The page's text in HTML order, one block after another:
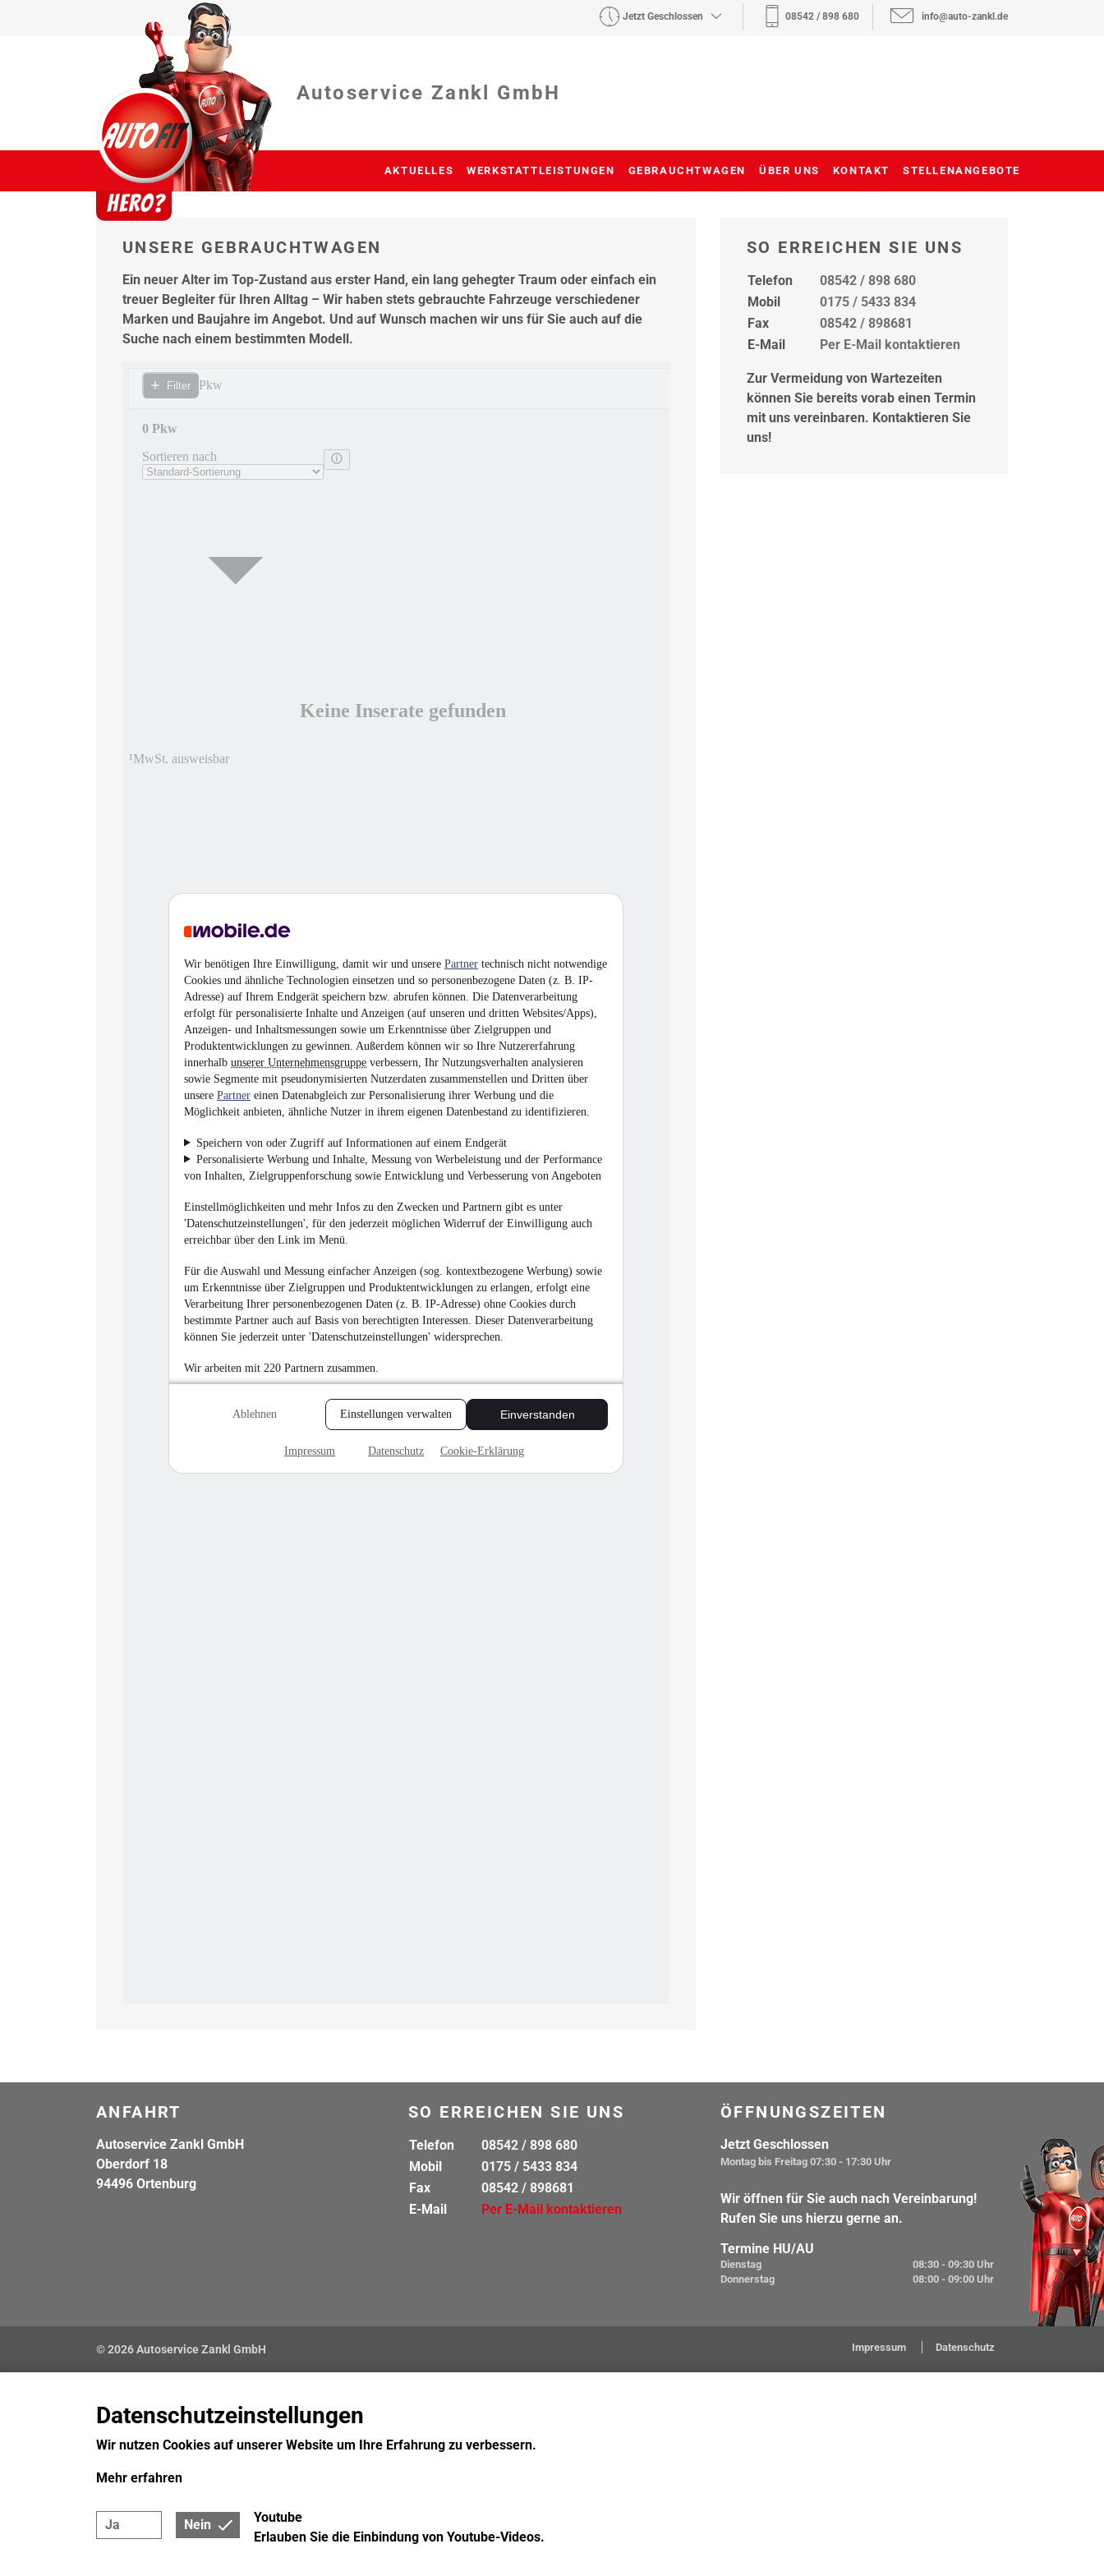
Jetzt Geschlossen 08542 / 898 680 info@auto-zankl.de
Autoservice Zankl GmbH
AKTUELLES WERKSTATTLEISTUNGEN GEBRAUCHTWAGEN ÜBER UNS KONTAKT STELLENANGEBOTE
UNSERE GEBRAUCHTWAGEN
Ein neuer Alter im Top-Zustand aus erster Hand, ein lang gehegter Traum oder einfach ein
treuer Begleiter für Ihren Alltag – Wir haben stets gebrauchte Fahrzeuge verschiedener
Marken und Baujahre im Angebot. Und auf Wunsch machen wir uns für Sie auch auf die
Suche nach einem bestimmten Modell.
SO ERREICHEN SIE UNS
Telefon
08542 / 898 680
Mobil
0175 / 5433 834
Fax
08542 / 898681
E-Mail
Per E-Mail kontaktieren
Zur Vermeidung von Wartezeiten
können Sie bereits vorab einen Termin
mit uns vereinbaren. Kontaktieren Sie
uns!
ANFAHRT
Autoservice Zankl GmbH
Oberdorf 18
94496 Ortenburg
SO ERREICHEN SIE UNS
Telefon
08542 / 898 680
Mobil
0175 / 5433 834
Fax
08542 / 898681
E-Mail
Per E-Mail kontaktieren
ÖFFNUNGSZEITEN
Jetzt Geschlossen
Montag bis Freitag 07:30 - 17:30 Uhr
Wir öffnen für Sie auch nach Vereinbarung!
Rufen Sie uns hierzu gerne an.
Termine HU/AU
Dienstag
08:30 - 09:30 Uhr
Donnerstag
08:00 - 09:00 Uhr
Impressum Datenschutz
© 2026 Autoservice Zankl GmbH
Datenschutzeinstellungen
Wir nutzen Cookies auf unserer Website um Ihre Erfahrung zu verbessern.
Mehr erfahren
Ja Nein
Youtube
Erlauben Sie die Einbindung von Youtube-Videos.